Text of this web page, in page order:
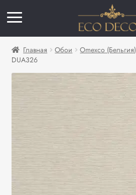
Главная Обои Omexco (Бельгия)
DUA326